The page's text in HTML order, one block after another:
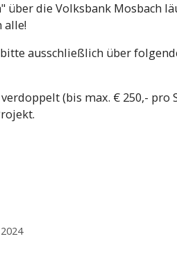
über die Volksbank Mosbach
alle!
ausschließlich über
(bis max. € 250,- pro